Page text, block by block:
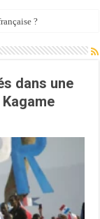
?
dans une